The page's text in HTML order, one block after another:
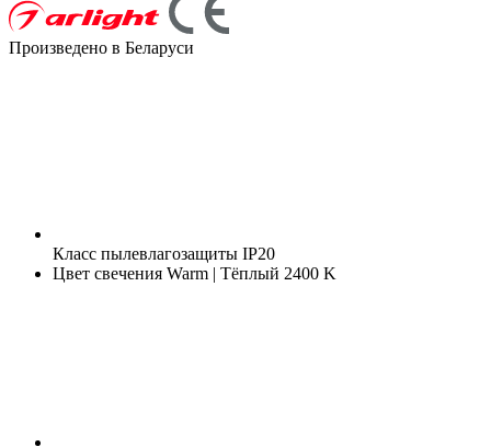
Произведено в Беларуси
Класс пылевлагозащиты IP20
Цвет свечения Warm | Тёплый 2400 K